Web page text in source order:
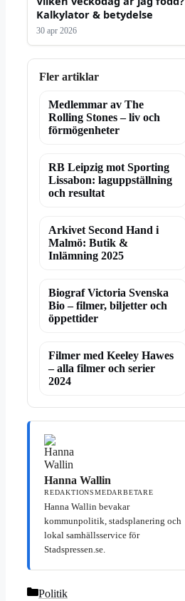
Kalkylator & betydelse
30 apr 2026
Fler artiklar
Medlemmar av The
Rolling Stones – liv och
förmögenheter
RB Leipzig mot Sporting
Lissabon: laguppställning
och resultat
Arkivet Second Hand i
Malmö: Butik &
Inlämning 2025
Biograf Victoria Svenska
Bio – filmer, biljetter och
öppettider
Filmer med Keeley Hawes
– alla filmer och serier
2024
Hanna Wallin
REDAKTIONSMEDARBETARE
Hanna Wallin bevakar
kommunpolitik, stadsplanering och
lokal samhällsservice för
Stadspressen.se.
Kategorier
Politik